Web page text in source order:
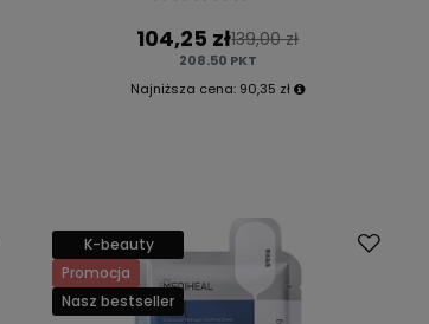
104,25 zł139,00 zł
208.50 PKT
Najniższa cena: 90,35 zł
K-beauty
Promocja
Nasz bestseller